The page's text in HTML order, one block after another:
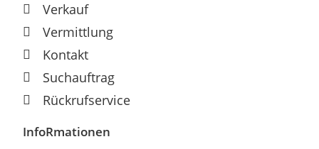
Verkauf
Vermittlung
Kontakt
Suchauftrag
Rückrufservice
InfoRmationen